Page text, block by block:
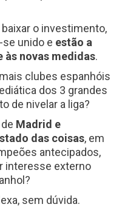
o investimento,
unido e estão a
novas medidas.
clubes espanhóis
dos 3 grandes
de nivelar a liga?
Madrid e
das coisas, em
antecipados,
interesse externo
sem dúvida.